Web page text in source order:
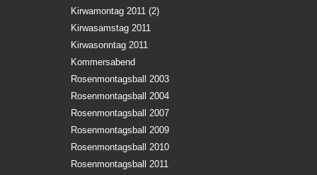
Kirwamontag 2011 (2)
Kirwasamstag 2011
Kirwasonntag 2011
Kommersabend
Rosenmontagsball 2003
Rosenmontagsball 2004
Rosenmontagsball 2007
Rosenmontagsball 2009
Rosenmontagsball 2010
Rosenmontagsball 2011